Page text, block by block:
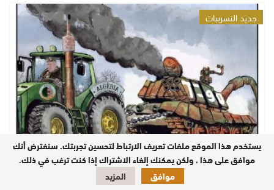
جديد التسريبات
الجيش الجزائري يتعرى أمام كاميرات التلفزيون الجزائري
بسبب عرضه لدبابات من نوع…
يستخدم هذا الموقع ملفات تعريف الارتباط لتحسين تجربتك. سنفترض أنك
موافق على هذا ، ولكن يمكنك إلغاء الاشتراك إذا كنت ترغب في ذلك.
موافق
المزيد